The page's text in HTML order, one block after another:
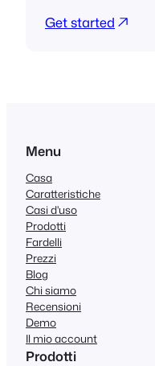
Get started
Menu
Casa
Caratteristiche
Casi d'uso
Prodotti
Fardelli
Prezzi
Blog
Chi siamo
Recensioni
Demo
Il mio account
Prodotti